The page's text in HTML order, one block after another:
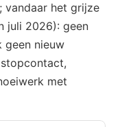
vandaar het grijze
juli 2026): geen
geen nieuw
met